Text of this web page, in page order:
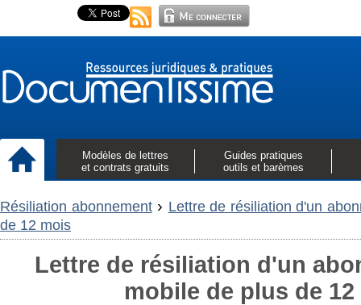
Modèles de lettres
et contrats gratuits
Guides pratiques
outils et barèmes
Résiliation abonnement› Lettre de résiliation d'un
de 12 mois
Lettre de résiliation d'un
mobile de plus de